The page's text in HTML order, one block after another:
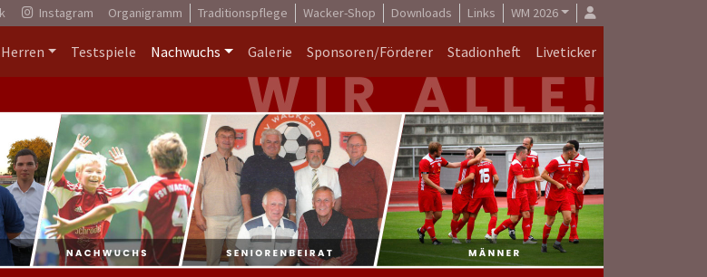
Instagram Organigramm Traditionspflege Wacker-Shop Downloads Links WM 2026
Herren Testspiele Nachwuchs Galerie Sponsoren/Förderer Stadionheft Liveticker